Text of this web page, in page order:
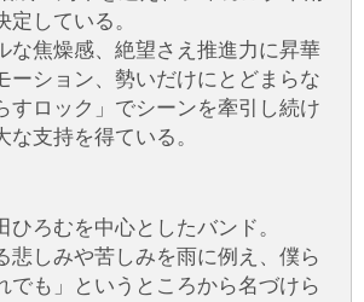
している。
な焦燥感、絶望さえ推進力に昇華
ーション、勢いだけにとどまらな
すロック」でシーンを牽引し続け
支持を得ている。
ひろむを中心としたバンド。
悲しみや苦しみを雨に例え、僕ら
でも」というところから名づけら